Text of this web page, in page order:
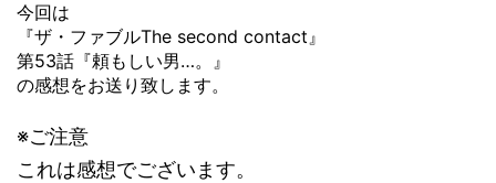
今回は
『ザ・ファブルThe second contact』
第53話『頼もしい男…。』
の感想をお送り致します。
※ご注意
これは感想でございます。